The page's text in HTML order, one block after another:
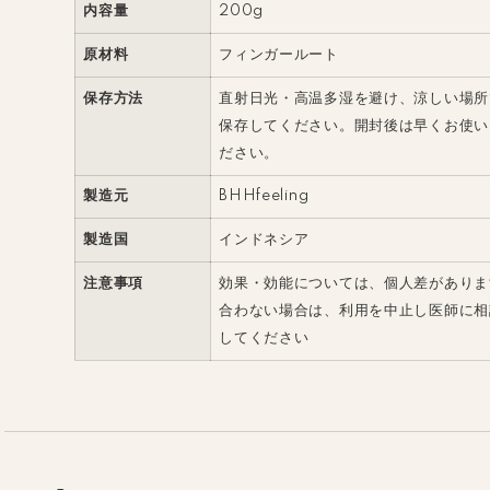
内容量 200g
原材料 フィンガールート
保存方法
直射日光・高温多湿を避け、涼しい場
保存してください。開封後は早くお使い
ださい。
製造元 BHHfeeling
製造国 インドネシア
注意事項
効果・効能については、個人差がありま
合わない場合は、利用を中止し医師に相
してください